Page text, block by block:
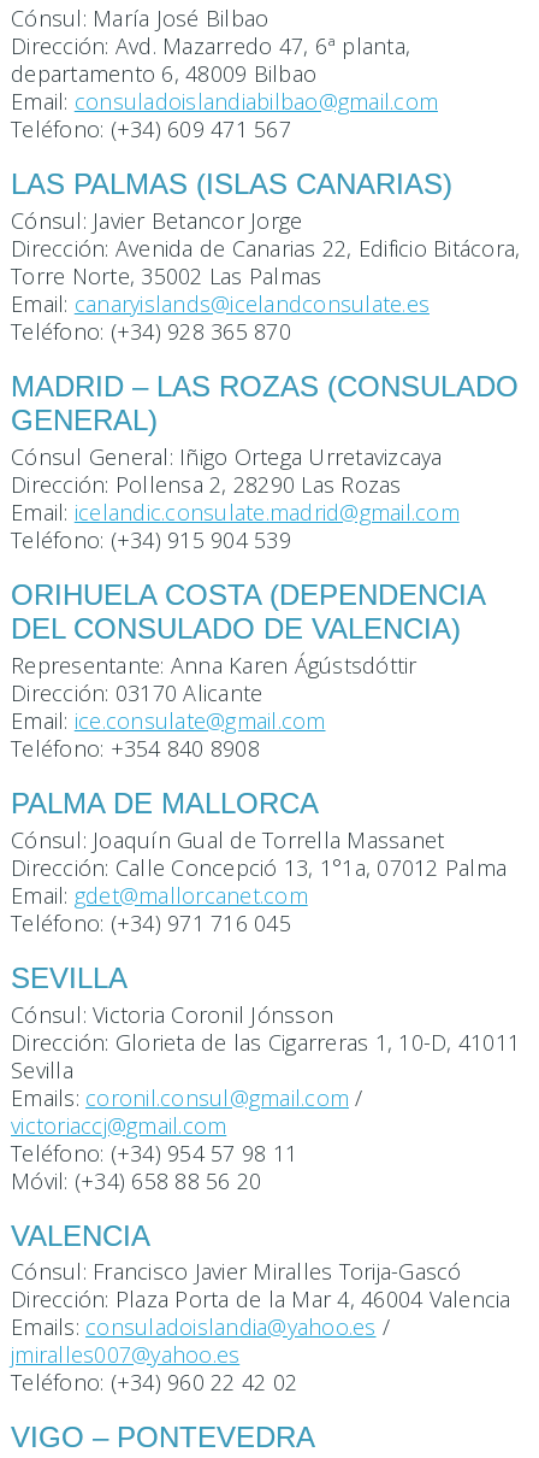
Cónsul: María José Bilbao
Dirección: Avd. Mazarredo 47, 6ª planta,
departamento 6, 48009 Bilbao
Email: consuladoislandiabilbao@gmail.com
Teléfono: (+34) 609 471 567
LAS PALMAS (ISLAS CANARIAS)
Cónsul: Javier Betancor Jorge
Dirección: Avenida de Canarias 22, Edificio Bitácora,
Torre Norte, 35002 Las Palmas
Email: canaryislands@icelandconsulate.es
Teléfono: (+34) 928 365 870
MADRID – LAS ROZAS (CONSULADO
GENERAL)
Cónsul General: Iñigo Ortega Urretavizcaya
Dirección: Pollensa 2, 28290 Las Rozas
Email: icelandic.consulate.madrid@gmail.com
Teléfono: (+34) 915 904 539
ORIHUELA COSTA (DEPENDENCIA
DEL CONSULADO DE VALENCIA)
Representante: Anna Karen Ágústsdóttir
Dirección: 03170 Alicante
Email: ice.consulate@gmail.com
Teléfono: +354 840 8908
PALMA DE MALLORCA
Cónsul: Joaquín Gual de Torrella Massanet
Dirección: Calle Concepció 13, 1°1a, 07012 Palma
Email: gdet@mallorcanet.com
Teléfono: (+34) 971 716 045
SEVILLA
Cónsul: Victoria Coronil Jónsson
Dirección: Glorieta de las Cigarreras 1, 10-D, 41011
Sevilla
Emails: coronil.consul@gmail.com /
victoriaccj@gmail.com
Teléfono: (+34) 954 57 98 11
Móvil: (+34) 658 88 56 20
VALENCIA
Cónsul: Francisco Javier Miralles Torija-Gascó
Dirección: Plaza Porta de la Mar 4, 46004 Valencia
Emails: consuladoislandia@yahoo.es /
jmiralles007@yahoo.es
Teléfono: (+34) 960 22 42 02
VIGO – PONTEVEDRA